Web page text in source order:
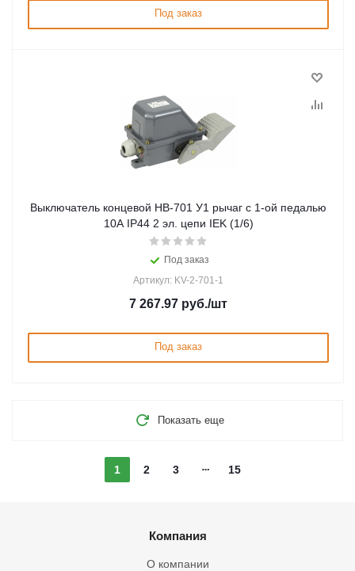
Под заказ
Выключатель концевой НВ-701 У1 рычаг с 1-ой педалью
10А IP44 2 эл. цепи IEK (1/6)
Под заказ
Артикул: KV-2-701-1
7 267.97 руб./шт
Под заказ
Показать еще
1 2 3 15
Компания
О компании